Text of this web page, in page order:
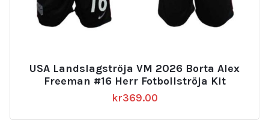
USA Landslagströja VM 2026 Borta Alex
Freeman #16 Herr Fotbollströja Kit
kr369.00